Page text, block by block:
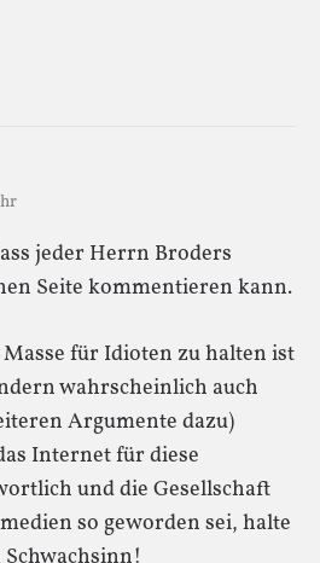
jeder Herrn Broders
Seite kommentieren kann.
für Idioten zu halten ist
wahrscheinlich auch
Argumente dazu)
Internet für diese
und die Gesellschaft
so geworden sei, halte